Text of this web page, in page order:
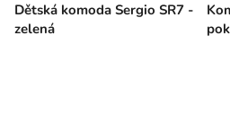
Dětská komoda Sergio SR7 -
zelená